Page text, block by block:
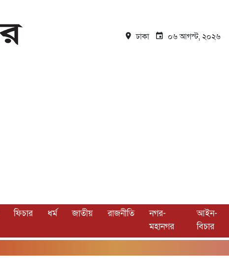
ঢাকা ০৬ আগস্ট, ২০২৬
ফিচার ধর্ম জাতীয় রাজনীতি
নগর-
মহানগর
আইন-
বিচার